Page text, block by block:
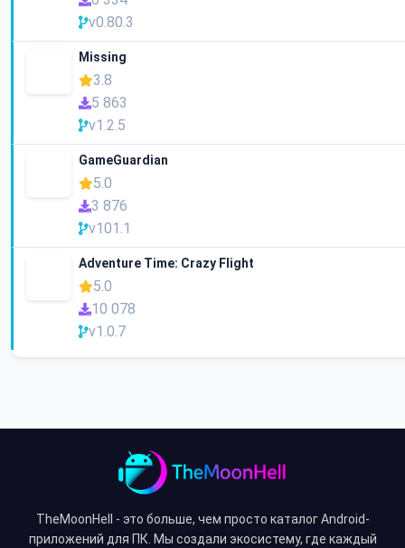
v0.80.3
Missing
3.8
5 863
v1.2.5
GameGuardian
5.0
3 876
v101.1
Adventure Time: Crazy Flight
5.0
10 078
v1.0.7
TheMoonHell - это больше, чем просто каталог Android-
приложений для ПК. Мы создали экосистему, где каждый